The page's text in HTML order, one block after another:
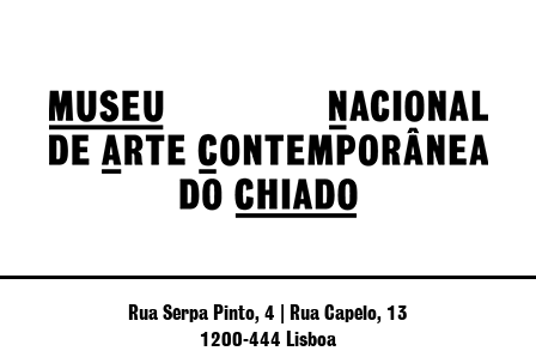
Rua Serpa Pinto, 4 | Rua Capelo, 13
1200-444 Lisboa